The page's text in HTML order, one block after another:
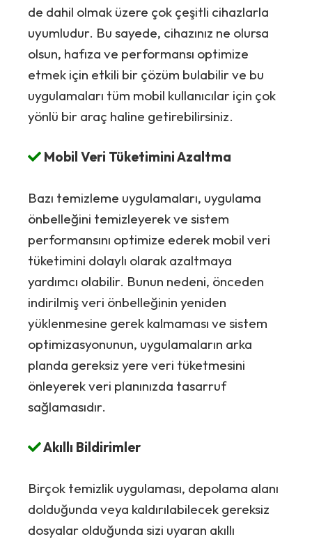
de dahil olmak üzere çok çeşitli cihazlarla
uyumludur. Bu sayede, cihazınız ne olursa
olsun, hafıza ve performansı optimize
etmek için etkili bir çözüm bulabilir ve bu
uygulamaları tüm mobil kullanıcılar için çok
yönlü bir araç haline getirebilirsiniz.
Mobil Veri Tüketimini Azaltma
Bazı temizleme uygulamaları, uygulama
önbelleğini temizleyerek ve sistem
performansını optimize ederek mobil veri
tüketimini dolaylı olarak azaltmaya
yardımcı olabilir. Bunun nedeni, önceden
indirilmiş veri önbelleğinin yeniden
yüklenmesine gerek kalmaması ve sistem
optimizasyonunun, uygulamaların arka
planda gereksiz yere veri tüketmesini
önleyerek veri planınızda tasarruf
sağlamasıdır.
Akıllı Bildirimler
Birçok temizlik uygulaması, depolama alanı
dolduğunda veya kaldırılabilecek gereksiz
dosyalar olduğunda sizi uyaran akıllı